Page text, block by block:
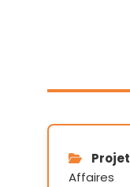
Affaires